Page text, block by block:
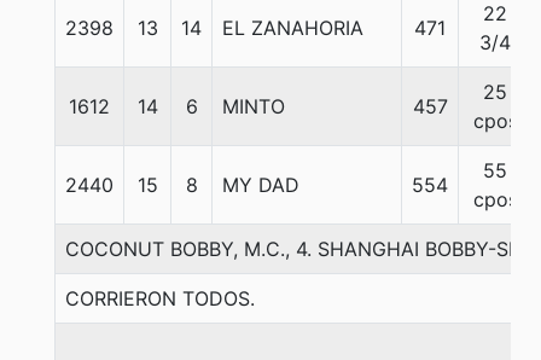
2398 13 14 EL ZANAHORIA 471
22
3/4
1612 14 6 MINTO 457
25
cpos
2440 15 8 MY DAD 554
55
cpos
COCONUT BOBBY, M.C., 4. SHANGHAI BOBBY-
CORRIERON TODOS.